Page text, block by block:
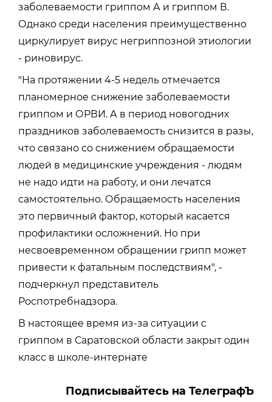
заболеваемости гриппом А и гриппом В.
Однако среди населения преимущественно
циркулирует вирус негриппозной этиологии
- риновирус.
"На протяжении 4-5 недель отмечается
планомерное снижение заболеваемости
гриппом и ОРВИ. А в период новогодних
праздников заболеваемость снизится в разы,
что связано со снижением обращаемости
людей в медицинские учреждения - людям
не надо идти на работу, и они лечатся
самостоятельно. Обращаемость населения
это первичный фактор, который касается
профилактики осложнений. Но при
несвоевременном обращении грипп может
привести к фатальным последствиям", -
подчеркнул представитель
Роспотребнадзора.
В настоящее время из-за ситуации с
гриппом в Саратовской области закрыт один
класс в школе-интернате
Подписывайтесь на ТелеграфЪ